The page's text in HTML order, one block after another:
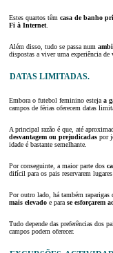
Estes quartos têm casa de banho
Fi à Internet
Além disso, tudo se passa num
dispostas a viver uma experiência de
DATAS LIMITADAS.
Embora o futebol feminino esteja a
campos de férias oferecem datas
A principal razão é que, até
desvantagem ou prejudicadas por
idade é bastante semelhante.
Por conseguinte, a maior parte dos
difícil para os pais reservarem
Por outro lado, há também raparigas
mais elevado e para se esforçarem
Tudo depende das preferências dos
campos podem oferecer.